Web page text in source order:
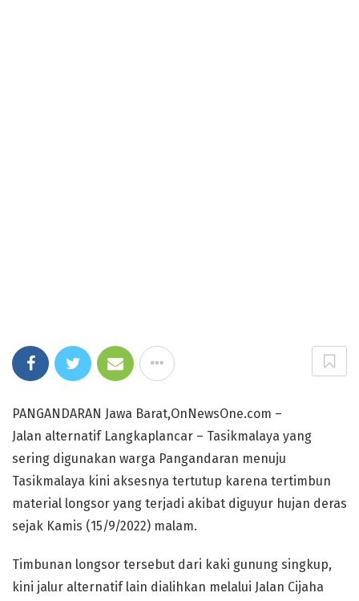
PANGANDARAN Jawa Barat,OnNewsOne.com –
Jalan alternatif Langkaplancar – Tasikmalaya yang
sering digunakan warga Pangandaran menuju
Tasikmalaya kini aksesnya tertutup karena tertimbun
material longsor yang terjadi akibat diguyur hujan deras
sejak Kamis (15/9/2022) malam.
Timbunan longsor tersebut dari kaki gunung singkup,
kini jalur alternatif lain dialihkan melalui Jalan Cijaha